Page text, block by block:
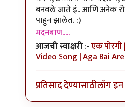
बनवले जाते इं.. आणि अनेक
पाहुन झालेत. :)
मदनबाण.....
आजची स्वाक्षरी:-एक पोरगी
Video Song | Aga Bai
प्रतिसाद देण्यासाठीलॉग